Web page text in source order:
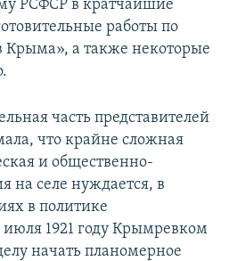
РСФСР в кратчайшие
работы по
Крыма», а также некоторые
часть представителей
что крайне сложная
и общественно-
на селе нуждается, в
в политике
июля 1921 году Крымревком
начать планомерное